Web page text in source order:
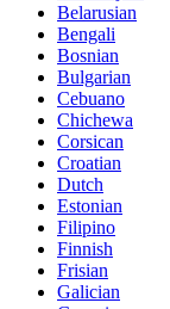
Belarusian
Bengali
Bosnian
Bulgarian
Cebuano
Chichewa
Corsican
Croatian
Dutch
Estonian
Filipino
Finnish
Frisian
Galician